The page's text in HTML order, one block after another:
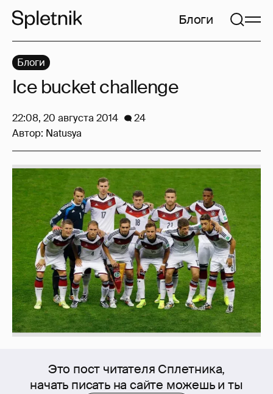
Блоги
Это пост читателя Сплетника,
начать писать на сайте можешь и ты
Блоги
Ice bucket challenge
22:08, 20 августа 2014
24
Автор: Natusya